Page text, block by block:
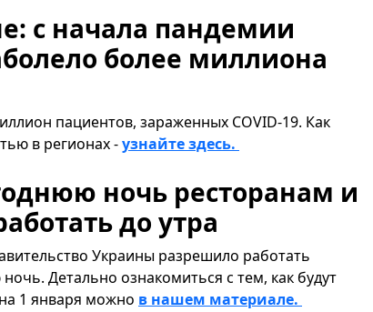
с начала пандемии
более миллиона
пациентов, зараженных COVID-19. Как
в регионах -узнайте здесь.
ночь ресторанам и
до утра
Украины разрешило работать
Детально ознакомиться с тем, как будут
1 января можно в нашем материале.